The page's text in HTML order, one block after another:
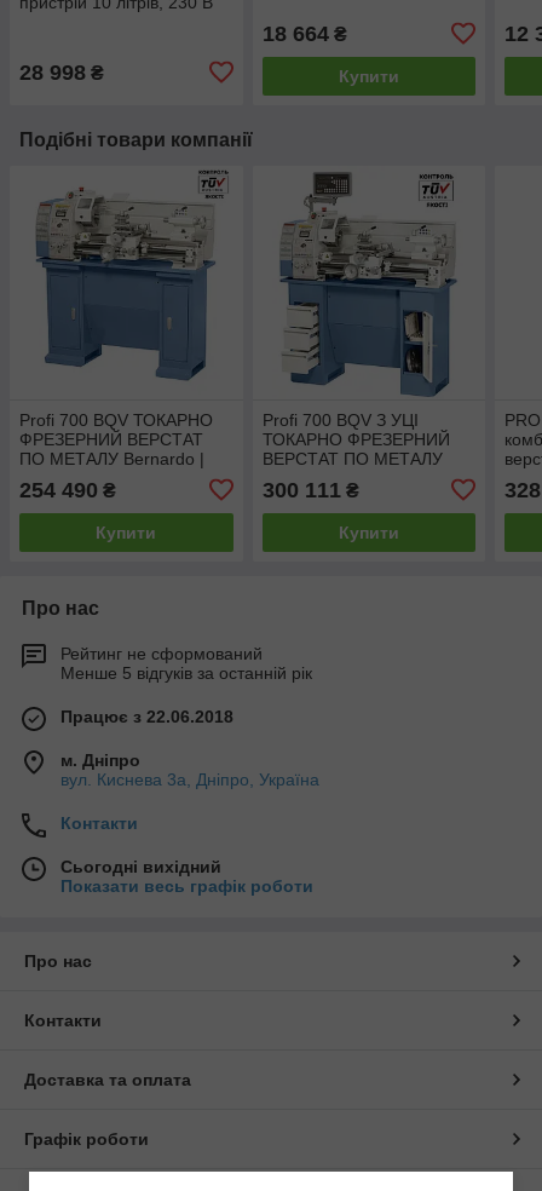
28 998 ₴
18 664₴
Купити
12
Подібні товари компанії
Profi 700 BQV ТОКАРНО
ФРЕЗЕРНИЙ ВЕРСТАТ
ПО МЕТАЛУ Bernardo |
верстат по металу
254 490 ₴
Купити
Profi 700 BQV З УЦІ
ТОКАРНО ФРЕЗЕРНИЙ
ВЕРСТАТ ПО МЕТАЛУ
Bernardo | Професійний
токарний верстат по
металу
300 111₴
Купити
Про нас
Рейтинг не сформований
Менше 5 відгуків за останній рік
Працює з 22.06.2018
м. Дніпро
вул. Киснева 3а, Дніпро, Україна
Контакти
Сьогодні вихідний
Показати весь графік роботи
Про нас
Контакти
Доставка та оплата
Графік роботи